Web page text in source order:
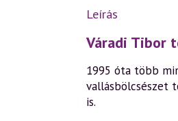
Leírás
Váradi Tibor
1995 óta több
vallásbölcsészet
is.